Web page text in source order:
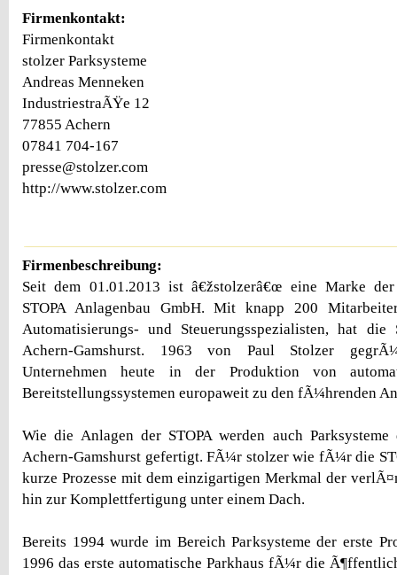
Firmenkontakt:
Firmenkontakt
stolzer Parksysteme
Andreas Menneken
IndustriestraÃŸe 12
77855 Achern
07841 704-167
presse@stolzer.com
http://www.stolzer.com
Firmenbeschreibung:
Seit dem 01.01.2013 ist â€žstolzerâ€œ eine Marke
STOPA Anlagenbau GmbH. Mit knapp 200
Automatisierungs- und Steuerungsspezialisten, hat
Achern-Gamshurst. 1963 von Paul Stolzer
Unternehmen heute in der Produktion von
Bereitstellungssystemen europaweit zu den fÃ¼hrenden
Wie die Anlagen der STOPA werden auch
Achern-Gamshurst gefertigt. FÃ¼r stolzer wie fÃ¼r die
kurze Prozesse mit dem einzigartigen Merkmal der
hin zur Komplettfertigung unter einem Dach.
Bereits 1994 wurde im Bereich Parksysteme der erste
1996 das erste automatische Parkhaus fÃ¼r die